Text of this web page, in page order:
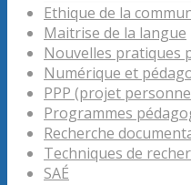
Ethique de la
Maitrise de la langue
Nouvelles pratiques
Numérique et
PPP (projet
Programmes
Recherche
Techniques de
SAÉ